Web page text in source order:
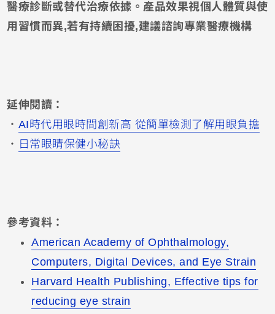
醫療診斷或替代治療依據。產品效果視個人體質與使
用習慣而異,若有持續困擾,建議諮詢專業醫療機構
延伸閱讀：
・ AI時代用眼時間創新高 從簡單檢測了解用眼負擔
・ 日常眼睛保健小秘訣
參考資料：
American Academy of Ophthalmology,
Computers, Digital Devices, and Eye Strain
Harvard Health Publishing, Effective tips for
reducing eye strain